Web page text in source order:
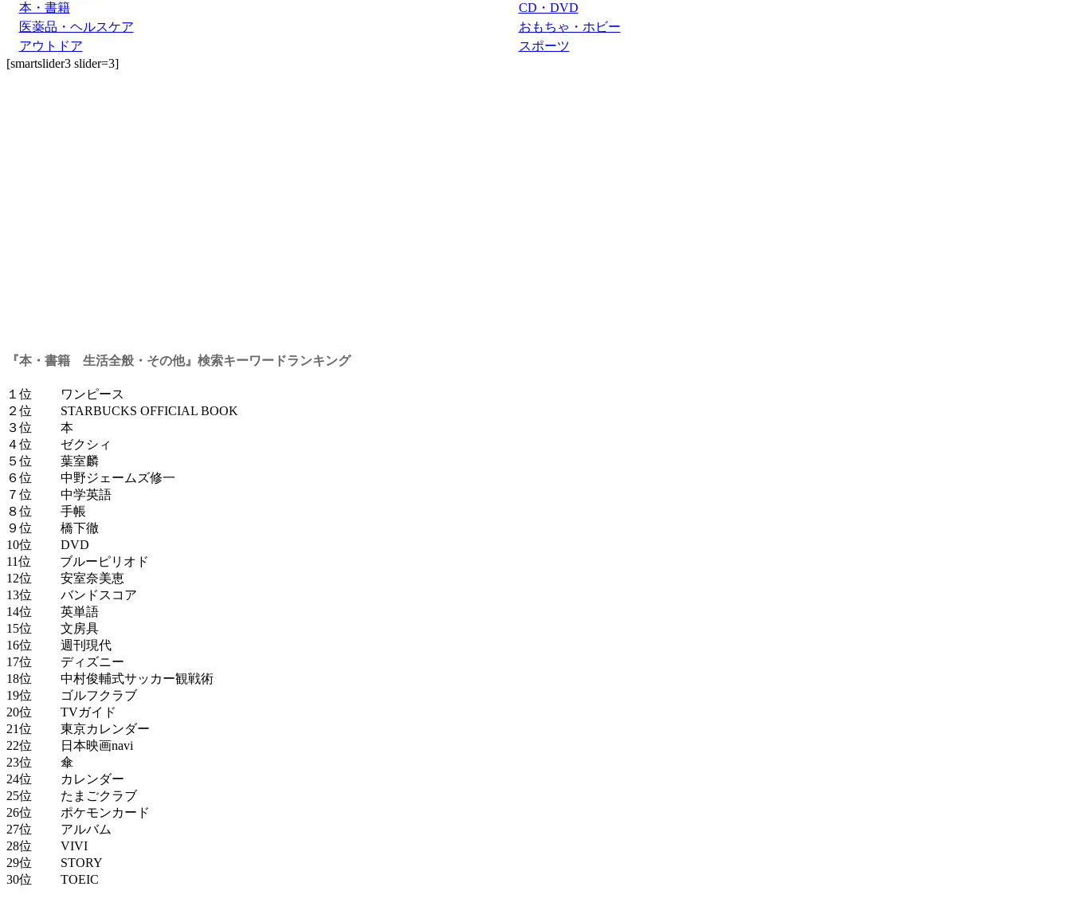
本・書籍
CD・DVD
医薬品・ヘルスケア
おもちゃ・ホビー
アウトドア
スポーツ
[smartslider3 slider=3]
『本・書籍 生活全般・その他』検索キーワードランキング
１位 ワンピース
２位 STARBUCKS OFFICIAL BOOK
３位 本
４位 ゼクシィ
５位 葉室麟
６位 中野ジェームズ修一
７位 中学英語
８位 手帳
９位 橋下徹
10位 DVD
11位 ブルーピリオド
12位 安室奈美恵
13位 バンドスコア
14位 英単語
15位 文房具
16位 週刊現代
17位 ディズニー
18位 中村俊輔式サッカー観戦術
19位 ゴルフクラブ
20位 TVガイド
21位 東京カレンダー
22位 日本映画navi
23位 傘
24位 カレンダー
25位 たまごクラブ
26位 ポケモンカード
27位 アルバム
28位 VIVI
29位 STORY
30位 TOEIC